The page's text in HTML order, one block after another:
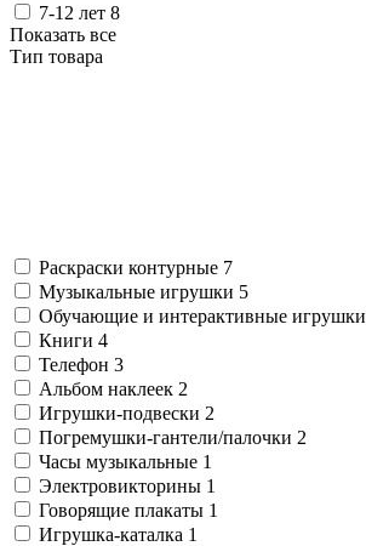
7-12 лет 8
Показать все
Тип товара
Раскраски контурные 7
Музыкальные игрушки 5
Обучающие и интерактивные игрушки
Книги 4
Телефон 3
Альбом наклеек 2
Игрушки-подвески 2
Погремушки-гантели/палочки 2
Часы музыкальные 1
Электровикторины 1
Говорящие плакаты 1
Игрушка-каталка 1